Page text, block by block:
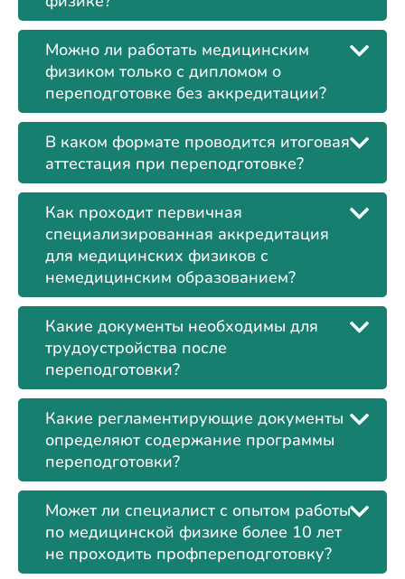
Можно ли работать медицинским
физиком только с дипломом о
переподготовке без аккредитации?
В каком формате проводится итоговая
аттестация при переподготовке?
Как проходит первичная
специализированная аккредитация
для медицинских физиков с
немедицинским образованием?
Какие документы необходимы для
трудоустройства после
переподготовки?
Какие регламентирующие документы
определяют содержание программы
переподготовки?
Может ли специалист с опытом работы
по медицинской физике более 10 лет
не проходить профпереподготовку?